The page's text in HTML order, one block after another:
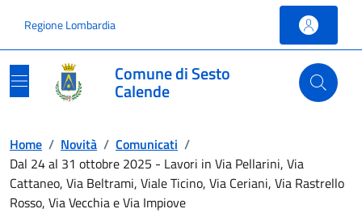
Regione Lombardia
Comune di Sesto
Calende
Home / Novità / Comunicati /
Dal 24 al 31 ottobre 2025 - Lavori in Via Pellarini, Via
Cattaneo, Via Beltrami, Viale Ticino, Via Ceriani, Via Rastrello
Rosso, Via Vecchia e Via Impiove